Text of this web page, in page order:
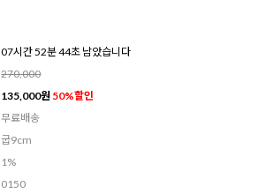
07시간 52분 41초 남았습니다
270,000
135,000원 50%할인
무료배송
굽9cm
1%
0150